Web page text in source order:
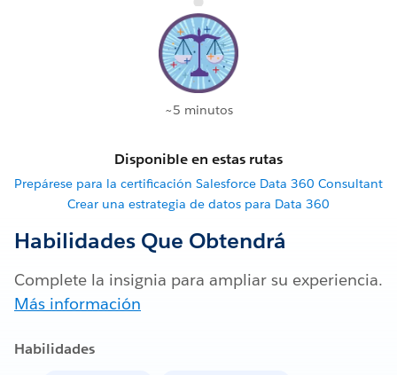
~5 minutos
Disponible en estas rutas
Prepárese para la certificación Salesforce Data 360 Consultant
Crear una estrategia de datos para Data 360
Habilidades Que Obtendrá
Complete la insignia para ampliar su experiencia.
Más información
Habilidades